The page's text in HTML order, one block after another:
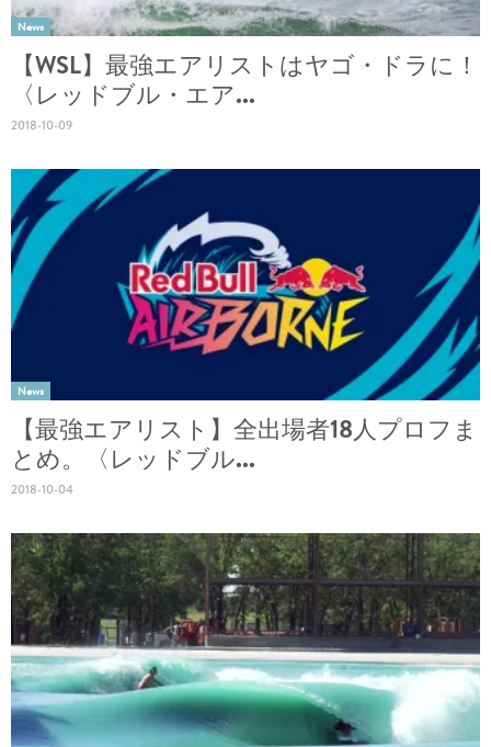
News
【WSL】最強エアリストはヤゴ・ドラに！
〈レッドブル・エア...
2018-10-09
News
【最強エアリスト】全出場者18人プロフま
とめ。〈レッドブル...
2018-10-04